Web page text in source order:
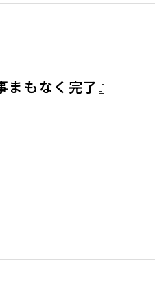
もなく完了』